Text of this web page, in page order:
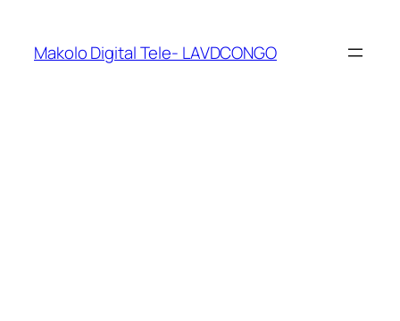
Makolo Digital Tele- LAVDCONGO